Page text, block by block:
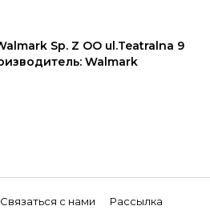
Sp. Z OO ul.Teatralna 9
Walmark
Связаться с нами
Рассылка